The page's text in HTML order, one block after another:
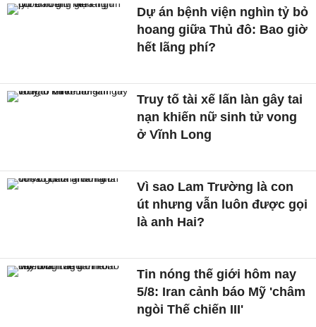
Dự án bệnh viện nghìn tỷ bỏ
hoang giữa Thủ đô: Bao giờ
hết lãng phí?
Truy tố tài xế lấn làn gây tai
nạn khiến nữ sinh tử vong
ở Vĩnh Long
Vì sao Lam Trường là con
út nhưng vẫn luôn được gọi
là anh Hai?
Tin nóng thế giới hôm nay
5/8: Iran cảnh báo Mỹ 'châm
ngòi Thế chiến III'